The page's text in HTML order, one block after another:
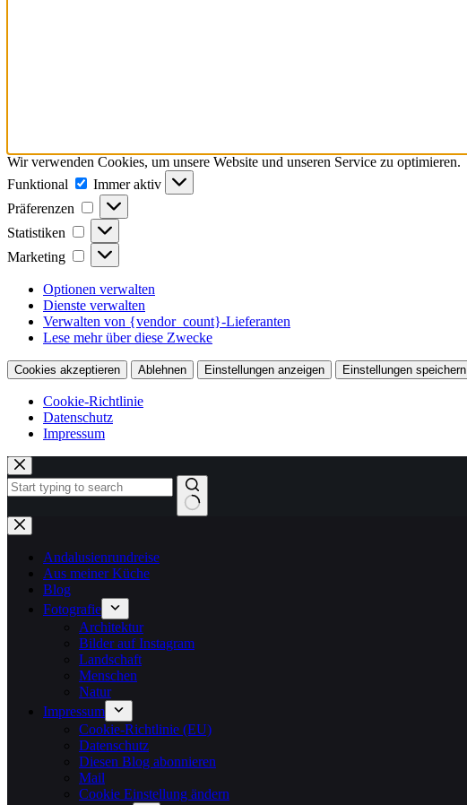
Wir verwenden Cookies, um unsere Website und unseren Service zu optimieren.
Funktional
Funktional
Immer aktiv
Präferenzen
Präferenzen
Statistiken Statistiken
Marketing Marketing
Optionen verwalten
Dienste verwalten
Verwalten von {vendor_count}-Lieferanten
Lese mehr über diese Zwecke
Cookies akzeptieren Ablehnen Einstellungen anzeigen Einstellungen speichern
Cookie-Richtlinie
Datenschutz
Impressum
Zum
Inhalt
springen
Keine
Ergebnisse
Andalusienrundreise
Aus meiner Küche
Blog
Fotografie
Architektur
Bilder auf Instagram
Landschaft
Menschen
Natur
Impressum
Cookie-Richtlinie (EU)
Datenschutz
Diesen Blog abonnieren
Mail
Cookie Einstellung ändern